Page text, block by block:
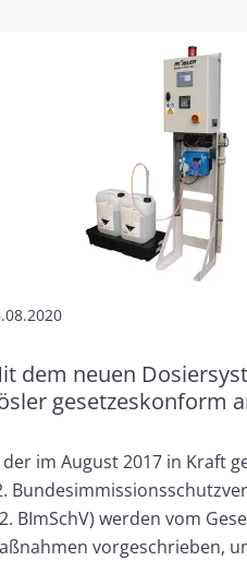
dem neuen
gesetzeskonform
der im August 2017 in Kraft
BImSchV) werden vom
vorgeschrieben,